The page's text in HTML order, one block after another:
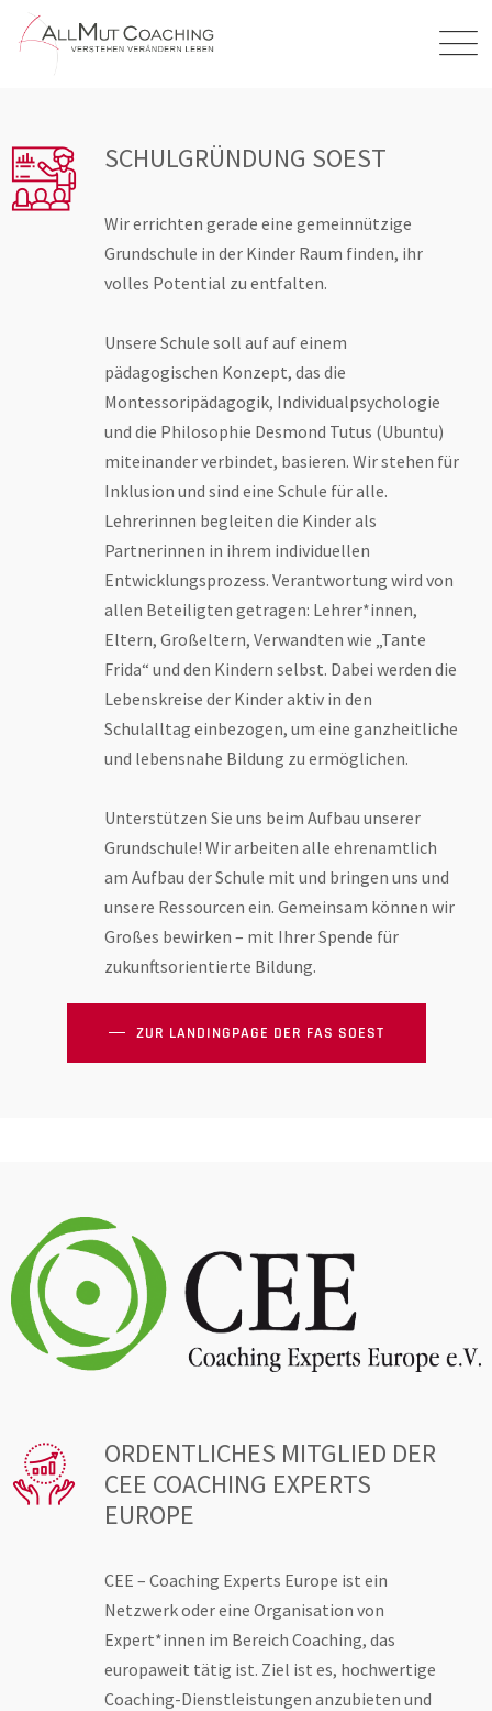
SCHULGRÜNDUNG SOEST
Wir errichten gerade eine gemeinnützige
Grundschule in der Kinder Raum finden, ihr
volles Potential zu entfalten.
Unsere Schule soll auf auf einem
pädagogischen Konzept, das die
Montessoripädagogik, Individualpsychologie
und die Philosophie Desmond Tutus (Ubuntu)
miteinander verbindet, basieren. Wir stehen für
Inklusion und sind eine Schule für alle.
Lehrerinnen begleiten die Kinder als
Partnerinnen in ihrem individuellen
Entwicklungsprozess. Verantwortung wird von
allen Beteiligten getragen: Lehrer*innen,
Eltern, Großeltern, Verwandten wie „Tante
Frida“ und den Kindern selbst. Dabei werden die
Lebenskreise der Kinder aktiv in den
Schulalltag einbezogen, um eine ganzheitliche
und lebensnahe Bildung zu ermöglichen.
Unterstützen Sie uns beim Aufbau unserer
Grundschule! Wir arbeiten alle ehrenamtlich
am Aufbau der Schule mit und bringen uns und
unsere Ressourcen ein. Gemeinsam können wir
Großes bewirken – mit Ihrer Spende für
zukunftsorientierte Bildung.
ZUR LANDINGPAGE DER FAS SOEST
ORDENTLICHES MITGLIED DER
CEE COACHING EXPERTS
EUROPE
CEE – Coaching Experts Europe ist ein
Netzwerk oder eine Organisation von
Expert*innen im Bereich Coaching, das
europaweit tätig ist. Ziel ist es, hochwertige
Coaching-Dienstleistungen anzubieten und